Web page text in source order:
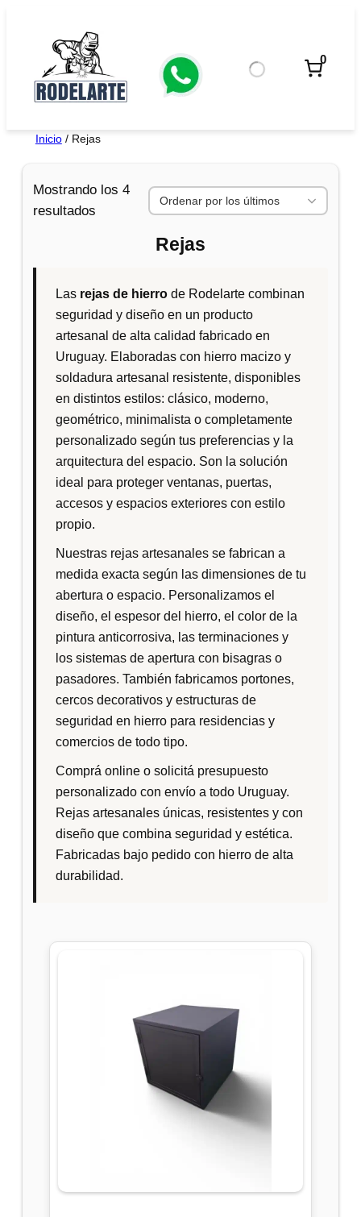
contenido
0
Inicio/ Rejas
Mostrando los 4
resultados
n
a
d
o
p
o
r
l
o
s
ú
Rejas
Las rejas de hierro de Rodelarte combinan
seguridad y diseño en un producto
artesanal de alta calidad fabricado en
Uruguay. Elaboradas con hierro macizo y
soldadura artesanal resistente, disponibles
en distintos estilos: clásico, moderno,
geométrico, minimalista o completamente
personalizado según tus preferencias y la
arquitectura del espacio. Son la solución
ideal para proteger ventanas, puertas,
accesos y espacios exteriores con estilo
propio.
Nuestras rejas artesanales se fabrican a
medida exacta según las dimensiones de tu
abertura o espacio. Personalizamos el
diseño, el espesor del hierro, el color de la
pintura anticorrosiva, las terminaciones y
los sistemas de apertura con bisagras o
pasadores. También fabricamos portones,
cercos decorativos y estructuras de
seguridad en hierro para residencias y
comercios de todo tipo.
Comprá online o solicitá presupuesto
personalizado con envío a todo Uruguay.
Rejas artesanales únicas, resistentes y con
diseño que combina seguridad y estética.
Fabricadas bajo pedido con hierro de alta
durabilidad.